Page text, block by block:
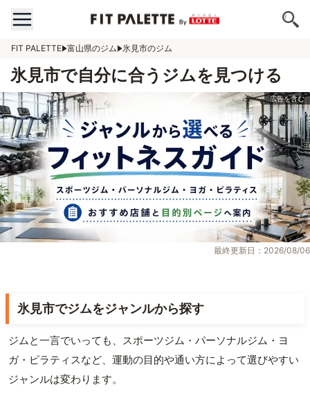
FIT PALETTE 富山県のジム 氷見市のジム
氷見市で自分に合うジムを見つける
最終更新日：2026/08/06
氷見市でジムをジャンルから探す
ジムと一言でいっても、スポーツジム・パーソナルジム・ヨ
ガ・ピラティスなど、運動の目的や通い方によって選びやすい
ジャンルは変わります。